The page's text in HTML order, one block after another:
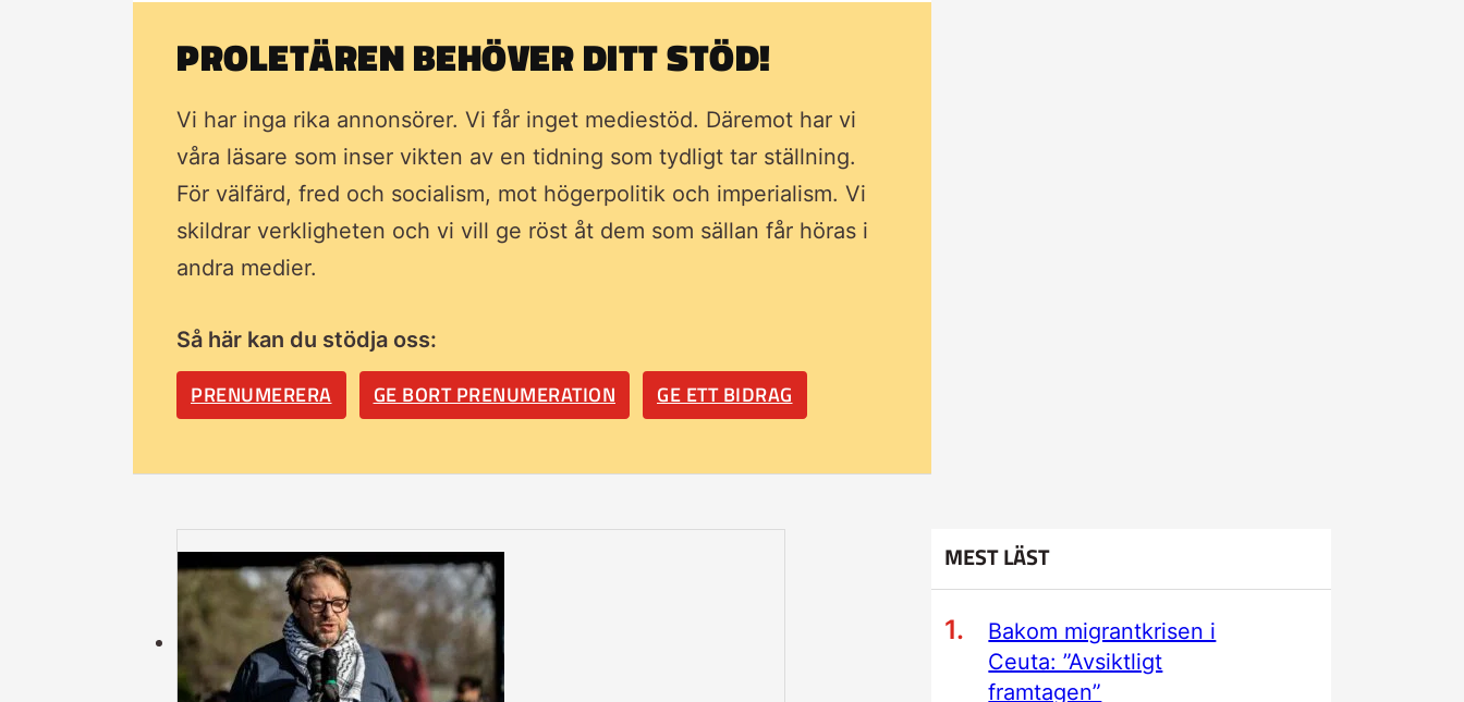
PROLETÄREN BEHÖVER DITT STÖD!
Vi har inga rika annonsörer. Vi får inget mediestöd. Däremot har vi
våra läsare som inser vikten av en tidning som tydligt tar ställning.
För välfärd, fred och socialism, mot högerpolitik och imperialism. Vi
skildrar verkligheten och vi vill ge röst åt dem som sällan får höras i
andra medier.
Så här kan du stödja oss:
PRENUMERERA GE BORT PRENUMERATION GE ETT BIDRAG
MEST LÄST
Bakom migrantkrisen i
Ceuta: ”Avsiktligt
framtagen”